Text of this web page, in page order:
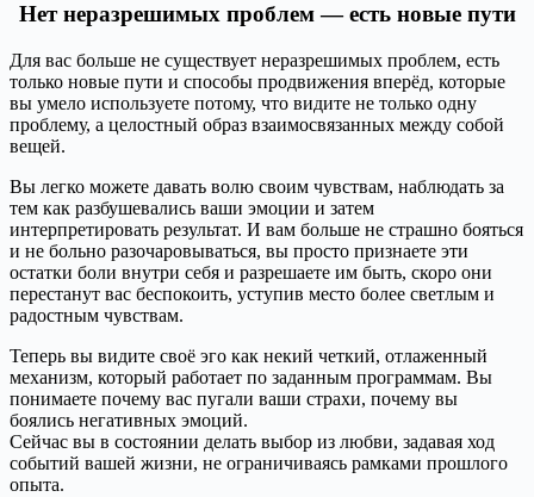
Нет неразрешимых проблем — есть новые пути
Для вас больше не существует неразрешимых проблем, есть
только новые пути и способы продвижения вперёд, которые
вы умело используете потому, что видите не только одну
проблему, а целостный образ взаимосвязанных между собой
вещей.
Вы легко можете давать волю своим чувствам, наблюдать за
тем как разбушевались ваши эмоции и затем
интерпретировать результат. И вам больше не страшно бояться
и не больно разочаровываться, вы просто признаете эти
остатки боли внутри себя и разрешаете им быть, скоро они
перестанут вас беспокоить, уступив место более светлым и
радостным чувствам.
Теперь вы видите своё эго как некий четкий, отлаженный
механизм, который работает по заданным программам. Вы
понимаете почему вас пугали ваши страхи, почему вы
боялись негативных эмоций.
Сейчас вы в состоянии делать выбор из любви, задавая ход
событий вашей жизни, не ограничиваясь рамками прошлого
опыта.